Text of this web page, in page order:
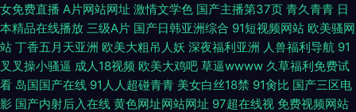
女免费直播 A片网站网址 激情文学色 国产主播第37页 青久青青 日
本精品在线播放 三级A片 国产日韩亚洲综合 91短视频网站 欧美骚网
站 丁香五月天亚洲 欧美大粗吊人妖 深夜福利亚洲 人兽福利导航 91
叉叉操小骚逼 成人18视频 欧美大鸡吧 草逼wwww 久草福利免费试
看 岛国国产在线 91人人超碰青青 美女白丝18禁 91肏比 国产三区电
影 国产内射后入在线 黄色网址网站网址 97超在线视 免费视频网站